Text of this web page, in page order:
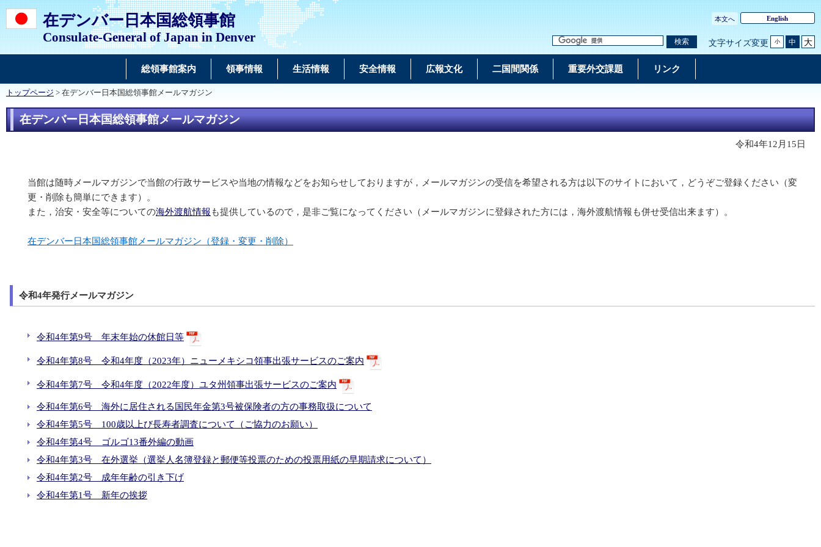
在デンバー日本国総領事館
Consulate-General of Japan in Denver
本文へ English
検索 文字サイズ変更 小 中 大
総領事館案内 領事情報 生活情報 安全情報 広報文化 二国間関係 重要外交課題 リンク
トップページ > 在デンバー日本国総領事館メールマガジン
在デンバー日本国総領事館メールマガジン
令和4年12月15日
当館は随時メールマガジンで当館の行政サービスや当地の情報などをお知らせしておりますが，メールマガジンの受信を希望される方は以下のサイトにおいて，どうぞご登録ください（変
更・削除も簡単にできます）。
また，治安・安全等についての海外渡航情報 も提供しているので，是非ご覧になってください（メールマガジンに登録された方には，海外渡航情報も併せ受信出来ます）。
在デンバー日本国総領事館メールマガジン（登録・変更・削除）
令和4年発行メールマガジン
令和4年第9号 年末年始の休館日等
令和4年第8号 令和4年度（2023年）ニューメキシコ領事出張サービスのご案内
令和4年第7号 令和4年度（2022年度）ユタ州領事出張サービスのご案内
令和4年第6号 海外に居住される国民年金第3号被保険者の方の事務取扱について
令和4年第5号 100歳以上び長寿者調査について（ご協力のお願い）
令和4年第4号 ゴルゴ13番外編の動画
令和4年第3号 在外選挙（選挙人名簿登録と郵便等投票のための投票用紙の早期請求について）
令和4年第2号 成年年齢の引き下げ
令和4年第1号 新年の挨拶